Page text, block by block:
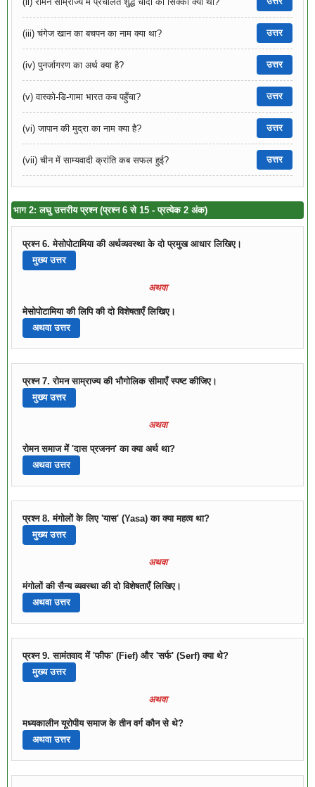
(iii) चंगेज खान का बचपन का नाम क्या था? उत्तर
(iv) पुनर्जागरण का अर्थ क्या है? उत्तर
(v) वास्को-डि-गामा भारत कब पहुँचा? उत्तर
(vi) जापान की मुद्रा का नाम क्या है? उत्तर
(vii) चीन में साम्यवादी क्रांति कब सफल हुई? उत्तर
भाग 2: लघु उत्तरीय प्रश्न (प्रश्न 6 से 15 - प्रत्येक 2 अंक)
प्रश्न 6. मेसोपोटामिया की अर्थव्यवस्था के दो प्रमुख आधार लिखिए।
मुख्य उत्तर
अथवा
मेसोपोटामिया की लिपि की दो विशेषताएँ लिखिए।
अथवा उत्तर
प्रश्न 7. रोमन साम्राज्य की भौगोलिक सीमाएँ स्पष्ट कीजिए।
मुख्य उत्तर
अथवा
रोमन समाज में 'दास प्रजनन' का क्या अर्थ था?
अथवा उत्तर
प्रश्न 8. मंगोलों के लिए 'यास' (Yasa) का क्या महत्व था?
मुख्य उत्तर
अथवा
मंगोलों की सैन्य व्यवस्था की दो विशेषताएँ लिखिए।
अथवा उत्तर
प्रश्न 9. सामंतवाद में 'फीफ' (Fief) और 'सर्फ' (Serf) क्या थे?
मुख्य उत्तर
अथवा
मध्यकालीन यूरोपीय समाज के तीन वर्ग कौन से थे?
अथवा उत्तर